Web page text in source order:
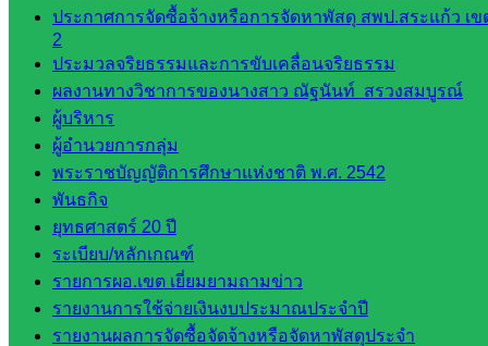
ประกาศการจัดซื้อจ้างหรือการจัดหาพัสดุ สพป.สระแก้ว เข
2
ประมวลจริยธรรมและการขับเคลื่อนจริยธรรม
ผลงานทางวิชาการของนางสาว ณัฐนันท์ สรวงสมบูรณ์
ผู้บริหาร
ผู้อำนวยการกลุ่ม
พระราชบัญญัติการศึกษาแห่งชาติ พ.ศ. 2542
พันธกิจ
ยุทธศาสตร์ 20 ปี
ระเบียบ/หลักเกณฑ์
รายการผอ.เขต เยี่ยมยามถามข่าว
รายงานการใช้จ่ายเงินงบประมาณประจำปี
รายงานผลการจัดซื้อจัดจ้างหรือจัดหาพัสดุประจำ
เว็บไซต์
คณะ
กรรมการ
ก.ต.ป.น.
เว็บไซต์
อ.ค.ก.ศ.เขต
พื้นที่การ
ศึกษา
ดาวน์โหลด
เอกสาร